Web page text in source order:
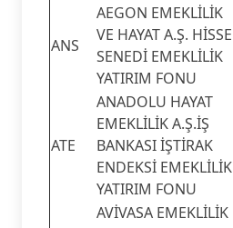
ANS
AEGON EMEKLİLİK
VE HAYAT A.Ş. HİSSE
SENEDİ EMEKLİLİK
YATIRIM FONU
ATE
ANADOLU HAYAT
EMEKLİLİK A.Ş.İŞ
BANKASI İŞTİRAK
ENDEKSİ EMEKLİLİK
YATIRIM FONU
AVİVASA EMEKLİLİK